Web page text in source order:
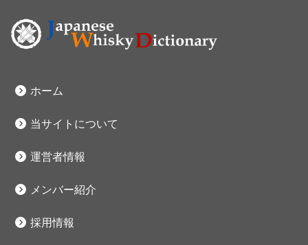
ホーム
当サイトについて
運営者情報
メンバー紹介
採用情報